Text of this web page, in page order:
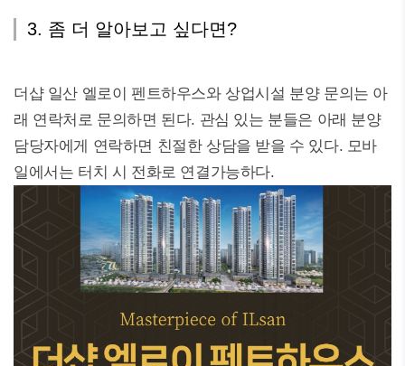
3. 좀 더 알아보고 싶다면?
더샵 일산 엘로이 펜트하우스와 상업시설 분양 문의는 아
래 연락처로 문의하면 된다. 관심 있는 분들은 아래 분양
담당자에게 연락하면 친절한 상담을 받을 수 있다. 모바
일에서는 터치 시 전화로 연결가능하다.